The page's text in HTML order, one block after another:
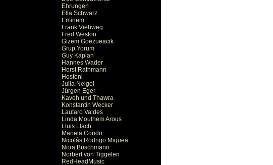
Ehrungen
Ella Schwarz
Eminem
Frank Viehweg
Fred Weston
Gizem Goezueacik
Grup Yorum
Guy Kaplan
Hannes Wader
Horst Rathmann
Hosteni
Julia Neigel
Jürgen Eger
Kaveh und Thawra
Konstantin Wecker
Lautaro Valdes
Linda Moulhem Arous
Lluis Llach
Mariela Condo
Nicolás Rodrigo Miquea
Nora Buschmann
Norbert von Tiggelen
RedHeadMusic